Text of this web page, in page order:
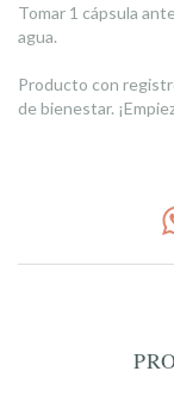
Tomar 1 cápsula
agua.
Producto con
de bienestar.